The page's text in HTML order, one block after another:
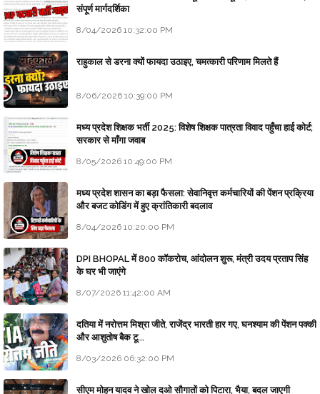
संपूर्ण मार्गदर्शिका
8/04/2026 10:32:00 PM
राहुकाल से डरना क्यों फायदा उठाइए, चमत्कारी परिणाम मिलते हैं
8/06/2026 10:39:00 PM
मध्य प्रदेश शिक्षक भर्ती 2025: विशेष शिक्षक पात्रता विवाद पहुँचा हाई कोर्ट;
सरकार से माँगा जवाब
8/05/2026 10:49:00 PM
मध्य प्रदेश शासन का बड़ा फैसला: सेवानिवृत्त कर्मचारियों की पेंशन प्रक्रिया
और बजट कोडिंग में हुए क्रांतिकारी बदलाव
8/04/2026 10:20:00 PM
DPI BHOPAL में 800 कॉकरोच, आंदोलन शुरू, मंत्री उदय प्रताप सिंह
के घर भी जाएंगे
8/07/2026 11:42:00 AM
दतिया में नरोत्तम मिश्रा जीते, राजेंद्र भारती हार गए, घनश्याम की पेंशन पक्की
और आशुतोष बैक टू...
8/03/2026 06:32:00 PM
सीएम मोहन यादव ने खोल दओ सौगातों को पिटारा, भैया, बदल जाएगी